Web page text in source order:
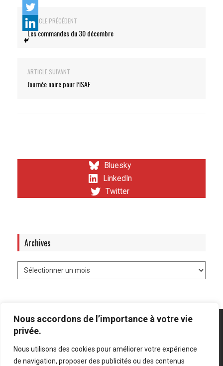
Nous accordons de l’importance à votre vie
privée.
Nous utilisons des cookies pour améliorer votre expérience
de navigation, proposer des publicités ou des contenus
ARTICLE PRÉCÉDENT
Les commandes du 30 décembre
ARTICLE SUIVANT
Journée noire pour l’ISAF
Bluesky
LinkedIn
Twitter
Archives
Mentions légales Politique de confidentialité